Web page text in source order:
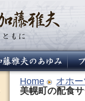
Home
オホ
美幌町の配食